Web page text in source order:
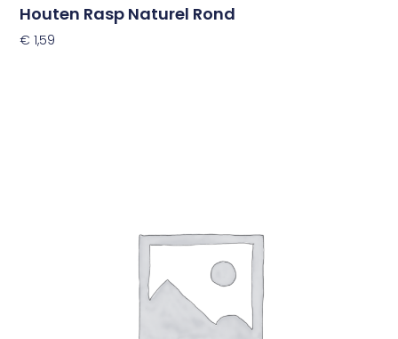
Houten Rasp Naturel Rond
€ 1,59